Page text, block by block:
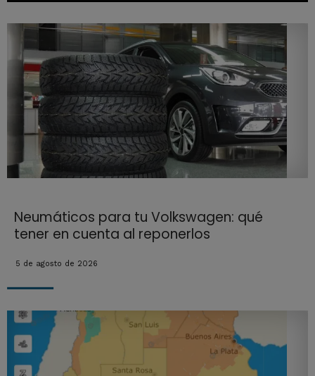
Neumáticos para tu Volkswagen: qué
tener en cuenta al reponerlos
5 de agosto de 2026